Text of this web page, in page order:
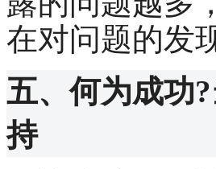
在对问题的发
五、何为成功?
持